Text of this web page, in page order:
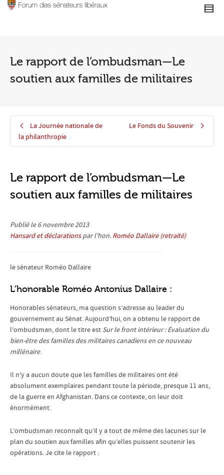
Le rapport de l’ombudsman—Le
soutien aux familles de militaires
La Journée nationale de
la philanthropie
Le Fonds du Souvenir
Le rapport de l’ombudsman—Le
soutien aux familles de militaires
Publié le 6 novembre 2013
Hansard et déclarationspar l’hon. Roméo Dallaire (retraité)
le sénateur Roméo Dallaire
L’honorable Roméo Antonius Dallaire :
Honorables sénateurs, ma question s’adresse au leader du
gouvernement au Sénat. Aujourd’hui, on a obtenu le rapport de
l’ombudsman, dont le titre est Sur le front intérieur : Évaluation du
bien-être des familles des militaires canadiens en ce nouveau
millénaire.
Il n’y a aucun doute que les familles de militaires ont été
absolument exemplaires pendant toute la période, presque 11 ans,
de la guerre en Afghanistan. Dans ce contexte, on leur doit
énormément.
L’ombudsman reconnaît qu’il y a tout de même des lacunes sur le
plan du soutien aux familles afin qu’elles puissent soutenir les
opérations. Je cite le rapport :